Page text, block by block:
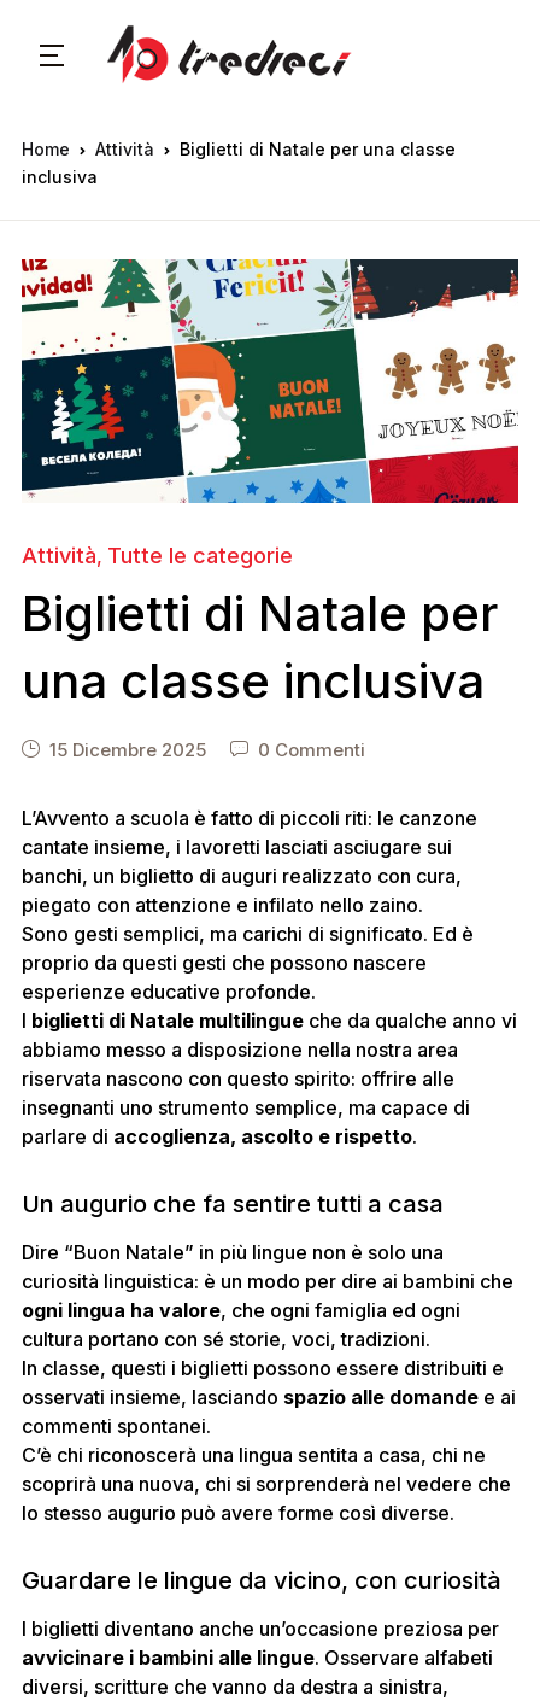
Home Attività
Biglietti di Natale per una classe
inclusiva
Attività, Tutte le categorie
Biglietti di Natale per
una classe inclusiva
15 Dicembre 2025 0 Commenti
L’Avvento a scuola è fatto di piccoli riti: le canzone
cantate insieme, i lavoretti lasciati asciugare sui
banchi, un biglietto di auguri realizzato con cura,
piegato con attenzione e infilato nello zaino.
Sono gesti semplici, ma carichi di significato. Ed è
proprio da questi gesti che possono nascere
esperienze educative profonde.
I biglietti di Natale multilingueche da qualche anno vi
abbiamo messo a disposizione nella nostra area
riservata nascono con questo spirito: offrire alle
insegnanti uno strumento semplice, ma capace di
parlare di accoglienza, ascolto e rispetto.
Un augurio che fa sentire tutti a casa
Dire “Buon Natale” in più lingue non è solo una
curiosità linguistica: è un modo per dire ai bambini che
ogni lingua ha valore, che ogni famiglia ed ogni
cultura portano con sé storie, voci, tradizioni.
In classe, questi i biglietti possono essere distribuiti e
osservati insieme, lasciando spazio alle domandee ai
commenti spontanei.
C’è chi riconoscerà una lingua sentita a casa, chi ne
scoprirà una nuova, chi si sorprenderà nel vedere che
lo stesso augurio può avere forme così diverse.
Guardare le lingue da vicino, con curiosità
I biglietti diventano anche un’occasione preziosa per
avvicinare i bambini alle lingue. Osservare alfabeti
diversi, scritture che vanno da destra a sinistra,